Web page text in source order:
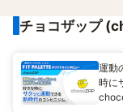
チョコザップ
運動
時に